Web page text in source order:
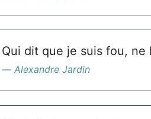
Qui dit que je suis fou, ne
Alexandre Jardin